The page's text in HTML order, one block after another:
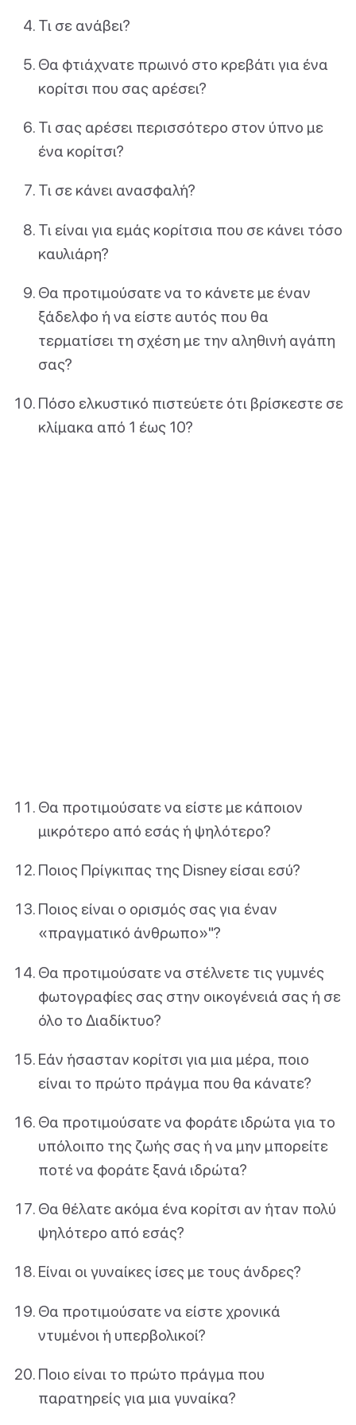
Τι σε ανάβει?
Θα φτιάχνατε πρωινό στο κρεβάτι για ένα
κορίτσι που σας αρέσει?
Τι σας αρέσει περισσότερο στον ύπνο με
ένα κορίτσι?
Τι σε κάνει ανασφαλή?
Τι είναι για εμάς κορίτσια που σε κάνει τόσο
καυλιάρη?
Θα προτιμούσατε να το κάνετε με έναν
ξάδελφο ή να είστε αυτός που θα
τερματίσει τη σχέση με την αληθινή αγάπη
σας?
Πόσο ελκυστικό πιστεύετε ότι βρίσκεστε σε
κλίμακα από 1 έως 10?
Θα προτιμούσατε να είστε με κάποιον
μικρότερο από εσάς ή ψηλότερο?
Ποιος Πρίγκιπας της Disney είσαι εσύ?
Ποιος είναι ο ορισμός σας για έναν
«πραγματικό άνθρωπο»"?
Θα προτιμούσατε να στέλνετε τις γυμνές
φωτογραφίες σας στην οικογένειά σας ή σε
όλο το Διαδίκτυο?
Εάν ήσασταν κορίτσι για μια μέρα, ποιο
είναι το πρώτο πράγμα που θα κάνατε?
Θα προτιμούσατε να φοράτε ιδρώτα για το
υπόλοιπο της ζωής σας ή να μην μπορείτε
ποτέ να φοράτε ξανά ιδρώτα?
Θα θέλατε ακόμα ένα κορίτσι αν ήταν πολύ
ψηλότερο από εσάς?
Είναι οι γυναίκες ίσες με τους άνδρες?
Θα προτιμούσατε να είστε χρονικά
ντυμένοι ή υπερβολικοί?
Ποιο είναι το πρώτο πράγμα που
παρατηρείς για μια γυναίκα?